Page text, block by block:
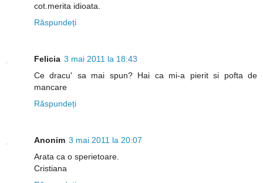
cot.merita idioata.
Răspundeți
Felicia 3 mai 2011 la 18:43
Ce dracu' sa mai spun? Hai ca mi-a pierit si pofta de
mancare
Răspundeți
Anonim 3 mai 2011 la 20:07
Arata ca o sperietoare.
Cristiana